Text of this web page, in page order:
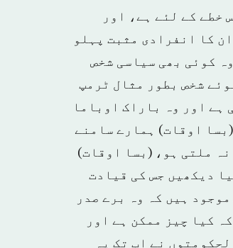
خطے کے لئے ہے، اور
کا انفرادی مثبت پہلو
کوئی بھی سیاسی شخص
شخص بطور مثال ٹرمپ
ہے اور وہ باراک اوباما
اوقات) ہمارے سامنے
ملتی ہو، (بسا اوقات)
دیکھیں جس کی قیادت
ہیں کہ وہ برے صدر
کیا چیز ممکن ہے اور
نے اب تک یہ